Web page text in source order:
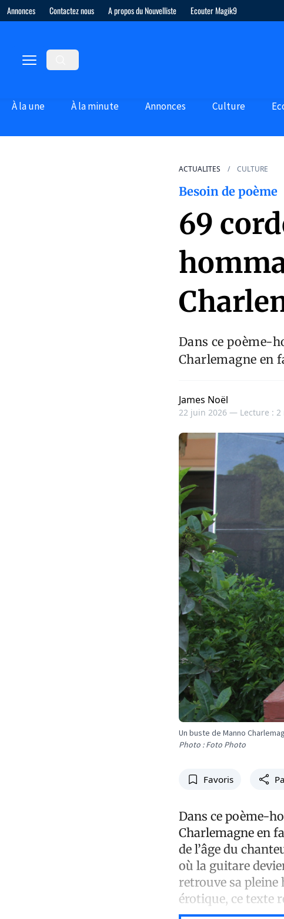
Annonces Contactez nous A propos du Nouvelliste Ecouter Magik9
À la une À la minute Annonces Culture
ACTUALITES CULTURE
Besoin de poème
69
Dans ce poème-
Charlemagne en
James Noël
22 juin 2026 — Lecture : 2
Un buste de Manno
Photo : Foto Photo
Favoris
Dans ce poème-
Charlemagne en
de l’âge du
où la guitare
retrouve sa
érotique, ce texte